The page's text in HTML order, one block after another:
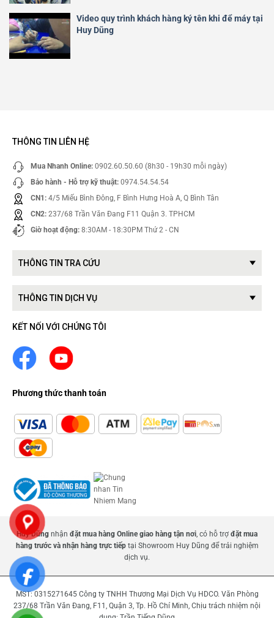
Video quy trình khách hàng ký tên khi để máy tại
Huy Dũng
THÔNG TIN LIÊN HỆ
Mua Nhanh Online: 0902.60.50.60 (8h30 - 19h30 mỗi ngày)
Bảo hành - Hỗ trợ kỹ thuật: 0974.54.54.54
CN1: 4/5 Miếu Bình Đông, F Bình Hưng Hoà A, Q Bình Tân
CN2: 237/68 Trần Văn Đang F11 Quận 3. TPHCM
Giờ hoạt động: 8:30AM - 18:30PM Thứ 2 - CN
THÔNG TIN TRA CỨU
THÔNG TIN DỊCH VỤ
KẾT NỐI VỚI CHÚNG TÔI
Phương thức thanh toán
Huy Dũng nhận đặt mua hàng Online giao hàng tận nơi, có hỗ trợ đặt mua
hàng trước và nhận hàng trực tiếptại Showroom Huy Dũng để trải nghiệm
dịch vụ.
MST: 0315271645 Công ty TNHH Thương Mại Dịch Vụ HDCO. Văn Phòng
237/68 Trần Văn Đang, F11, Quận 3, Tp. Hồ Chí Minh, Chịu trách nhiệm nội